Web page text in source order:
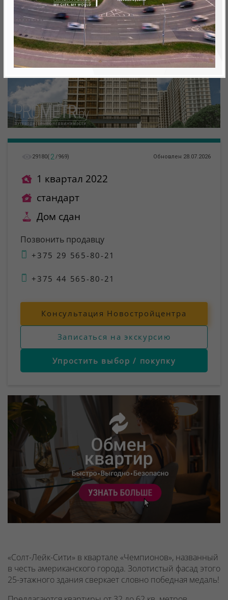
29180( 2 /969) Обновлен 28.07.2026
1 квартал 2022
стандарт
Дом сдан
Позвонить продавцу
+375 29 565-80-21
+375 44 565-80-21
Консультация Новостройцентра
Записаться на экскурсию
Упростить выбор / покупку
«Солт-Лейк-Сити» в квартале «Чемпионов», названный
в честь американского города. Золотистый фасад этого
25-этажного здания сверкает словно победная медаль!